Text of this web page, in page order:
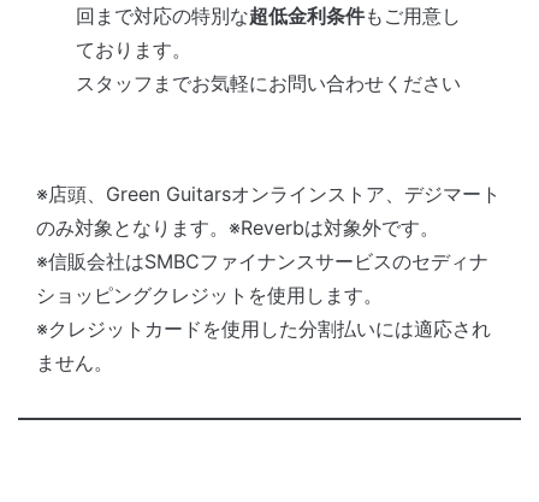
回まで対応の特別な超低金利条件もご用意し
ております。
スタッフまでお気軽にお問い合わせください
※店頭、Green Guitarsオンラインストア、デジマート
のみ対象となります。※Reverbは対象外です。
※信販会社はSMBCファイナンスサービスのセディナ
ショッピングクレジットを使用します。
※クレジットカードを使用した分割払いには適応され
ません。